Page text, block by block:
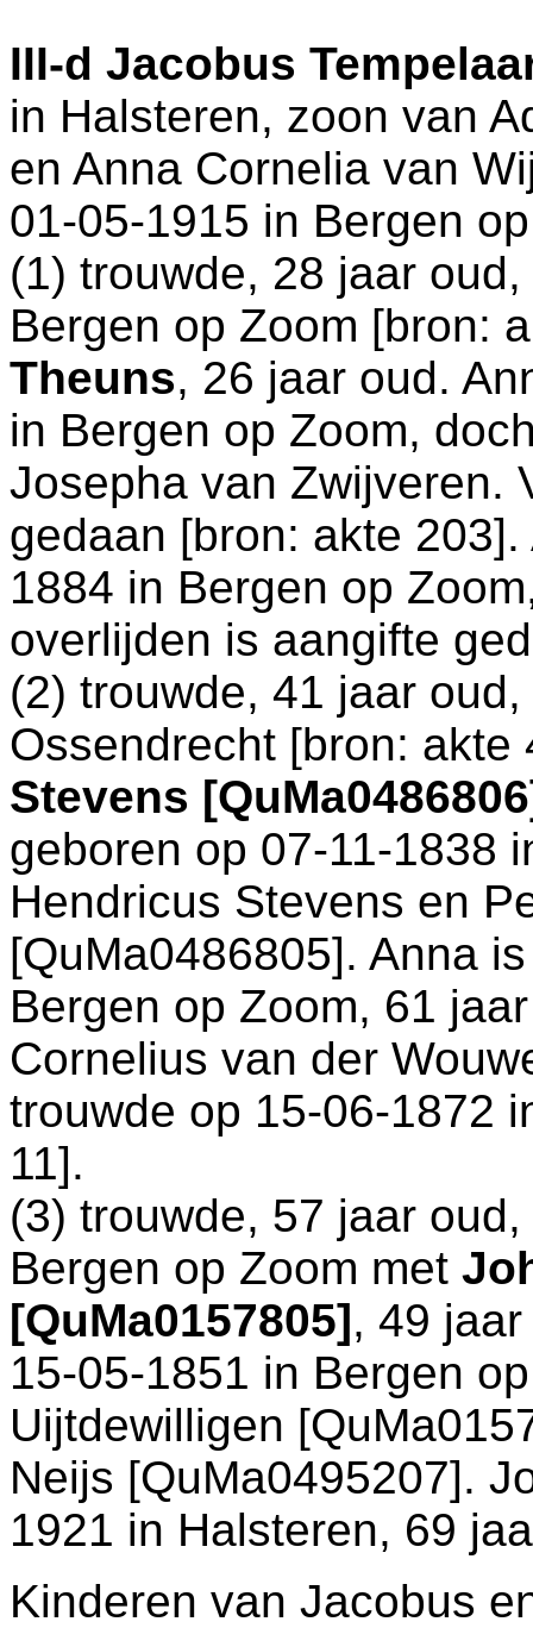
III-d Jacobus
in Halsteren, zoon van
en Anna Cornelia van
01-05-1915 in Bergen
(1) trouwde, 28 jaar
Bergen op Zoom [bron:
Theuns, 26 jaar oud.
in Bergen op Zoom,
Josepha van Zwijveren.
gedaan [bron: akte 203].
1884 in Bergen op Zoom
overlijden is aangifte
(2) trouwde, 41 jaar
Ossendrecht [bron: akte
Stevens
geboren op 07-11-1838
Hendricus Stevens en
[QuMa0486805]. Anna
Bergen op Zoom, 61
Cornelius van der
trouwde op 15-06-1872
11].
(3) trouwde, 57 jaar
Bergen op Zoom met
[QuMa0157805], 49
15-05-1851 in Bergen
Uijtdewilligen
Neijs [QuMa0495207].
1921 in Halsteren, 69
Kinderen van Jacobus